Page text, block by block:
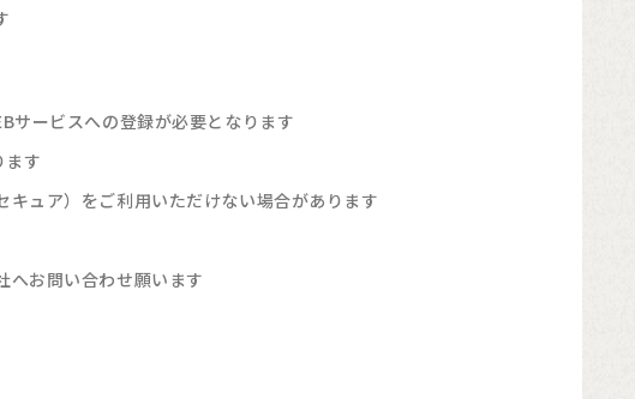
サービスへの登録が必要となります
ます
ュア）をご利用いただけない場合があります
へお問い合わせ願います